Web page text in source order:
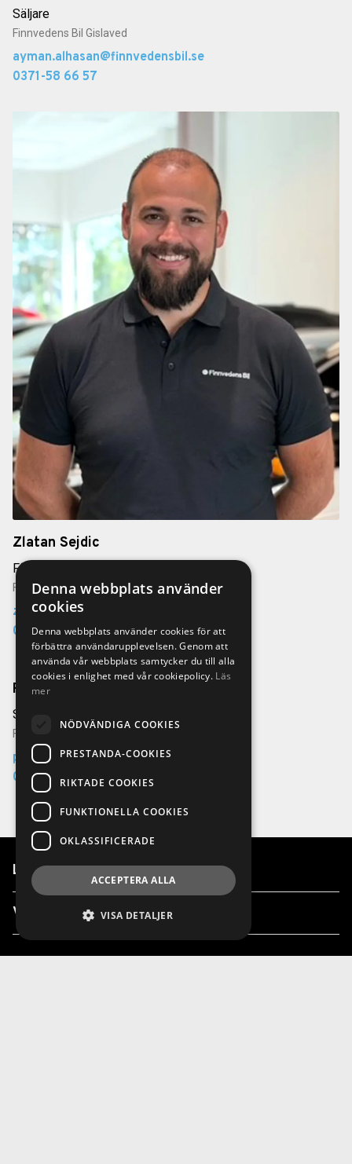
Säljare
Finnvedens Bil Gislaved
ayman.alhasan@finnvedensbil.se
0371-58 66 57
Zlatan Sejdic
Försäljningschef
Finnvedens Bil Gislaved
zlatan.sejdic@finnvedensbil.se
0371-58 66 55
Patrik Bernek
Säljare
Finnvedens Bil Gislaved
patrik.bernek@finnvedensbil.se
0371-58 66 51
Länkar
Våra anläggningar
Denna webbplats använder
cookies
Denna webbplats använder cookies för att
förbättra användarupplevelsen. Genom att
använda vår webbplats samtycker du till alla
cookies i enlighet med vår cookiepolicy. Läs
mer
NÖDVÄNDIGA COOKIES
PRESTANDA-COOKIES
RIKTADE COOKIES
FUNKTIONELLA COOKIES
OKLASSIFICERADE
ACCEPTERA ALLA
VISA DETALJER